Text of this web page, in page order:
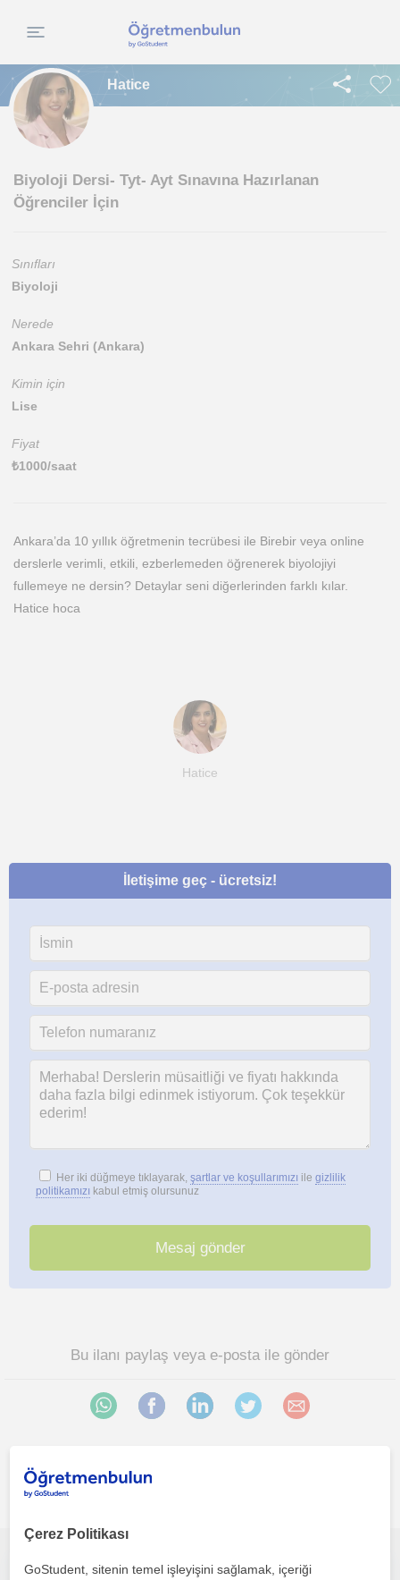
Hatice
Biyoloji Dersi- Tyt- Ayt Sınavına Hazırlanan
Öğrenciler İçin
Sınıfları
Biyoloji
Nerede
Ankara Sehri (Ankara)
Kimin için
Lise
Fiyat
₺1000/saat
Ankara’da 10 yıllık öğretmenin tecrübesi ile Birebir veya online
derslerle verimli, etkili, ezberlemeden öğrenerek biyolojiyi
fullemeye ne dersin? Detaylar seni diğerlerinden farklı kılar.
Hatice hoca
Hatice
İletişime geç - ücretsiz!
Her iki düğmeye tıklayarak, şartlar ve koşullarımızı ile gizlilik
politikamızı kabul etmiş olursunuz
Bu ilanı paylaş veya e-posta ile gönder
Ankara sehri bölgesinde ilginizi çekebilecek diğer Biyoloji
her kademeden öğrenci için uygun yöntem teknikler
Çerez Politikası
GoStudent, sitenin temel işleyişini sağlamak, içeriği